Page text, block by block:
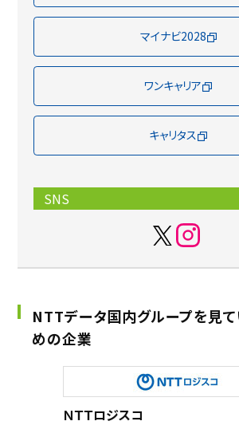
マイナビ2028
ワンキャリア
キャリタス
SNS
NTTデータ国内グループを見
めの企業
ＮＴＴロジスコ